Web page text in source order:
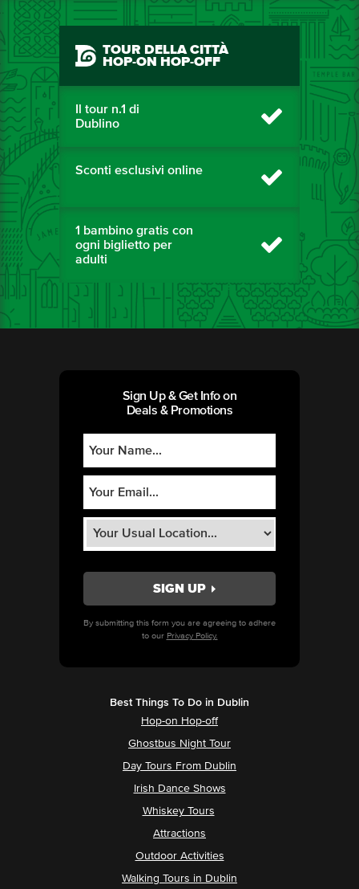
TOUR DELLA CITTÀ
HOP-ON HOP-OFF
Il tour n.1 di
Dublino
Sconti esclusivi online
1 bambino gratis con
ogni biglietto per
adulti
Sign Up & Get Info on
Deals & Promotions
By submitting this form you are agreeing to adhere
to our Privacy Policy.
Best Things To Do in Dublin
Hop-on Hop-off
Ghostbus Night Tour
Day Tours From Dublin
Irish Dance Shows
Whiskey Tours
Attractions
Outdoor Activities
Walking Tours in Dublin